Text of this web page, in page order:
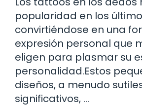
popularidad en los
convirtiéndose en una
expresión personal que
eligen para plasmar su
personalidad.Estos
diseños, a menudo
significativos, …